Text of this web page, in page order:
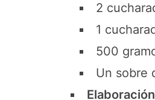
2
1
500
Un sobre
Elaboración